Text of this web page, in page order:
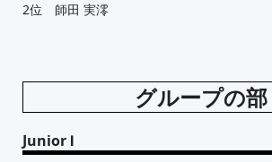
2位 師田 実澪
グループの部
Junior Ⅰ